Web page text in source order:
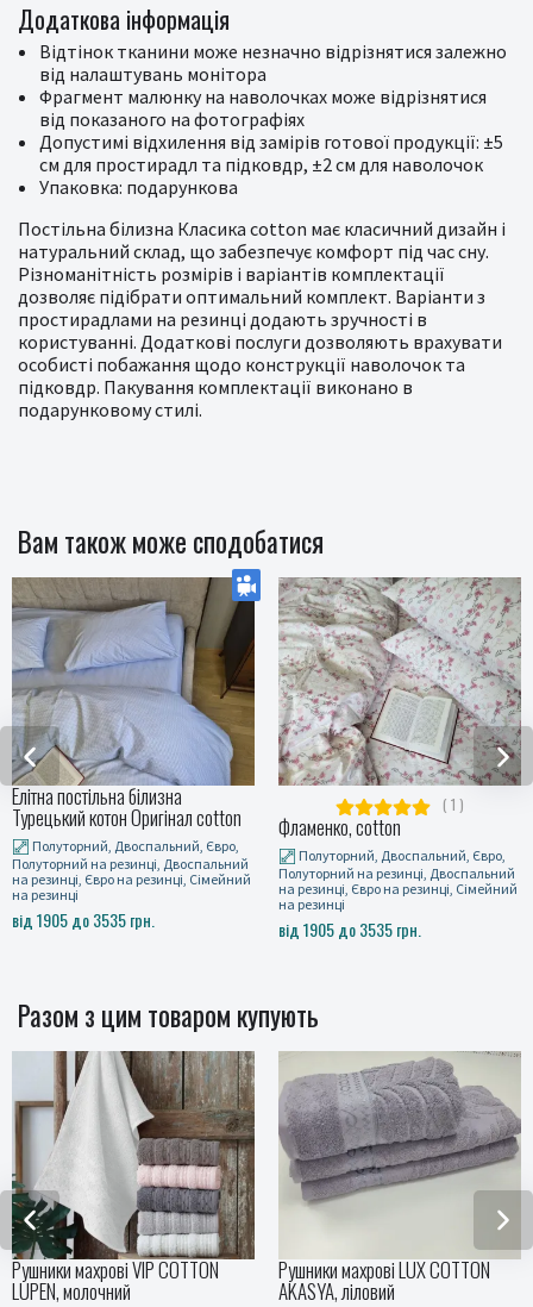
Додаткова інформація
Відтінок тканини може незначно відрізнятися залежно
від налаштувань монітора
Фрагмент малюнку на наволочках може відрізнятися
від показаного на фотографіях
Допустимі відхилення від замірів готової продукції: ±5
см для простирадл та підковдр, ±2 см для наволочок
Упаковка: подарункова
Постільна білизна Класика cotton має класичний дизайн і
натуральний склад, що забезпечує комфорт під час сну.
Різноманітність розмірів і варіантів комплектації
дозволяє підібрати оптимальний комплект. Варіанти з
простирадлами на резинці додають зручності в
користуванні. Додаткові послуги дозволяють врахувати
особисті побажання щодо конструкції наволочок та
підковдр. Пакування комплектації виконано в
подарунковому стилі.
Вам також може сподобатися
Елітна постільна білизна
Турецький котон Оригінал cotton
Полуторний, Двоспальний, Євро,
Полуторний на резинці, Двоспальний
на резинці, Євро на резинці, Сімейний
на резинці
від 1905 до 3535 грн.
( 1 )
Фламенко, cotton
Полуторний, Двоспальний, Євро,
Полуторний на резинці, Двоспальний
на резинці, Євро на резинці, Сімейний
на резинці
від 1905 до 3535 грн.
Разом з цим товаром купують
Рушники махрові VIP COTTON
LUPEN, молочний
Рушники махрові LUX COTTON
AKASYA, ліловий